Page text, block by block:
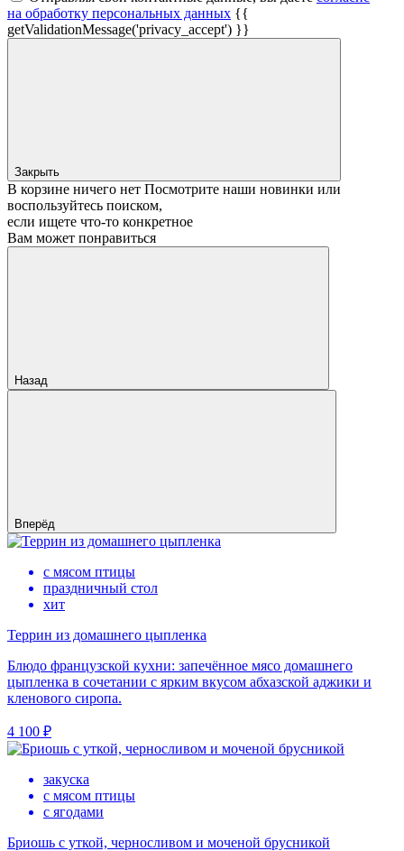
на обработку персональных данных {{
getValidationMessage('privacy_accept') }}
Закрыть
В корзине ничего нет Посмотрите наши новинки или
воспользуйтесь поиском,
если ищете что‑то конкретное
Вам может понравиться
Назад
Вперёд
с мясом птицы
праздничный стол
хит
Террин из домашнего цыпленка
Блюдо французской кухни: запечённое мясо домашнего
цыпленка в сочетании с ярким вкусом абхазской аджики и
кленового сиропа.
4 100 ₽
закуска
с мясом птицы
с ягодами
Бриошь с уткой, черносливом и моченой брусникой